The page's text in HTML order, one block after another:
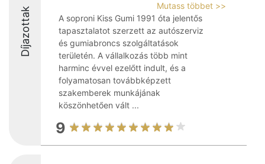
Díjazottak
Mutass többet >>
A soproni Kiss Gumi 1991 óta jelentős
tapasztalatot szerzett az autószerviz
és gumiabroncs szolgáltatások
területén. A vállalkozás több mint
harminc évvel ezelőtt indult, és a
folyamatosan továbbképzett
szakemberek munkájának
köszönhetően vált ...
9